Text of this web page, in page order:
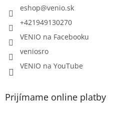
eshop@venio.sk
+421949130270
VENIO na Facebooku
veniosro
VENIO na YouTube
Prijímame online platby